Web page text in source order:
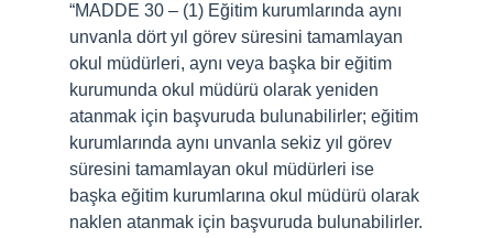
“MADDE 30 – (1) Eğitim kurumlarında aynı
unvanla dört yıl görev süresini tamamlayan
okul müdürleri, aynı veya başka bir eğitim
kurumunda okul müdürü olarak yeniden
atanmak için başvuruda bulunabilirler; eğitim
kurumlarında aynı unvanla sekiz yıl görev
süresini tamamlayan okul müdürleri ise
başka eğitim kurumlarına okul müdürü olarak
naklen atanmak için başvuruda bulunabilirler.